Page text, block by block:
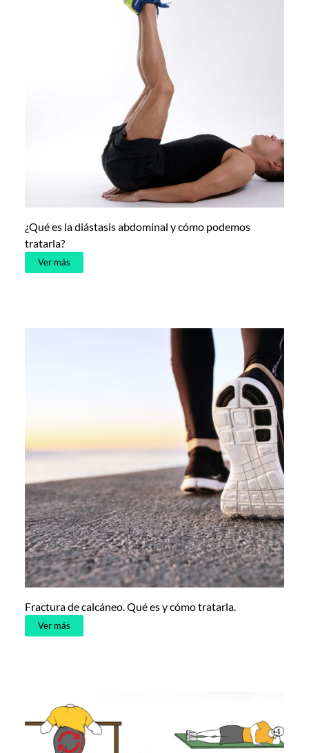
¿Qué es la diástasis abdominal y cómo podemos
tratarla?
Ver más
Fractura de calcáneo. Qué es y cómo tratarla.
Ver más